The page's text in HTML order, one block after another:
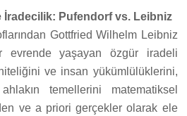
İradecilik: Pufendorf vs. Leibniz
Gottfried Wilhelm Leibniz
evrende yaşayan özgür iradeli
ve insan yükümlülüklerini,
temellerini matematiksel
ve a priori gerçekler olarak ele